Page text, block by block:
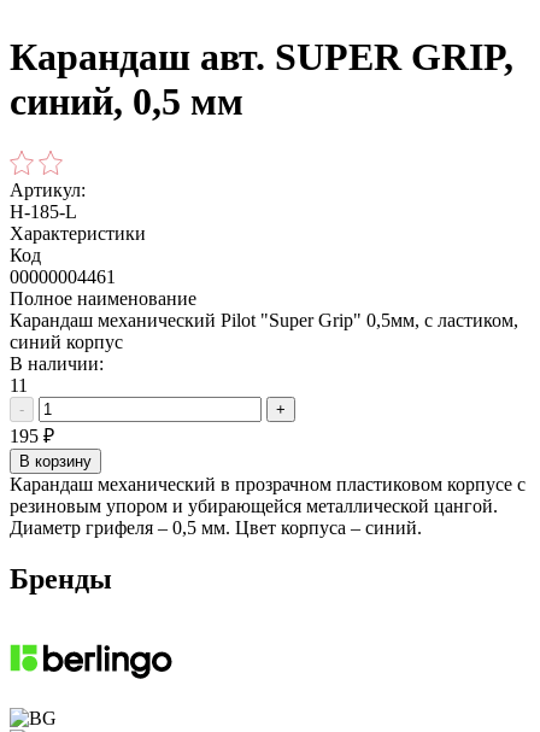
Карандаш авт. SUPER GRIP,
синий, 0,5 мм
Артикул:
H-185-L
Характеристики
Код
00000004461
Полное наименование
Карандаш механический Pilot "Super Grip" 0,5мм, с ластиком,
синий корпус
В наличии:
11
- +
195 ₽
В корзину
Карандаш механический в прозрачном пластиковом корпусе с
резиновым упором и убирающейся металлической цангой.
Диаметр грифеля – 0,5 мм. Цвет корпуса – синий.
Бренды